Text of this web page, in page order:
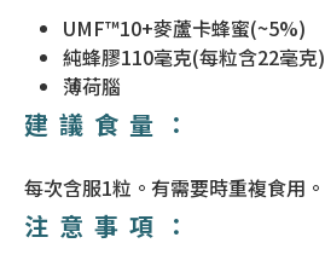
UMF™10+麥蘆卡蜂蜜(~5%)
純蜂膠110毫克(每粒含22毫克)
薄荷腦
建議食量：
每次含服1粒。有需要時重複食用。
注意事項：